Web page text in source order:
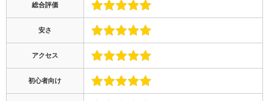
総合評価
安さ
アクセス
初心者向け